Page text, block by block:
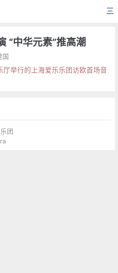
三
“中华元素”推高潮
国
举行的上海爱乐乐团访欧首场音
团